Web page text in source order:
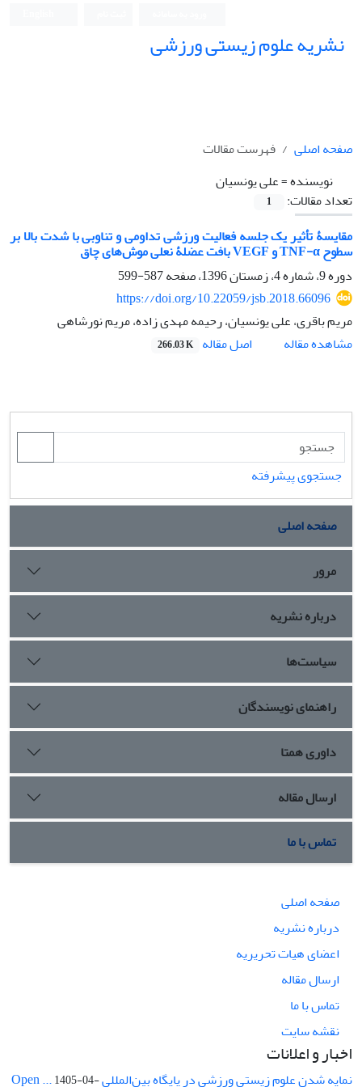
نشریه علوم زیستی ورزشی
صفحه اصلی
فهرست مقالات
نویسنده =علی یونسیان
تعداد مقالات:
1
مقایسۀ تأثیر یک جلسه فعالیت ورزشی تداومی و تناوبی با شدت بالا بر
سطوح TNF-α و VEGF بافت عضلۀ نعلی موش‌های چاق
دوره 9، شماره 4، زمستان 1396، صفحه
587-599
https://doi.org/10.22059/jsb.2018.66096
مریم باقری، علی یونسیان، رحیمه مهدی زاده، مریم نورشاهی
مشاهده مقاله
اصل مقاله 266.03 K
جستجوی پیشرفته
صفحه اصلی
مرور
درباره نشریه
سیاست‌ها
راهنمای نویسندگان
داوری همتا
ارسال مقاله
تماس با ما
صفحه اصلی
درباره نشریه
اعضای هیات تحریریه
ارسال مقاله
تماس با ما
نقشه سایت
اخبار و اعلانات
نمایه شدن علوم زیستی ورزشی در پایگاه بین‌المللی Open ...1405-04-